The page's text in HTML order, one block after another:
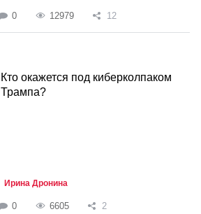
0 12979 12
Кто окажется под киберколпаком
Трампа?
Ирина Дронина
0 6605 2